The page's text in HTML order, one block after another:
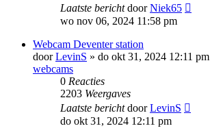
Laatste berichtdoorNiek65
wo nov 06, 2024 11:58 pm
Webcam Deventer station
doorLevinS » do okt 31, 2024 12:11 pm
webcams
0 Reacties
2203 Weergaves
Laatste berichtdoorLevinS
do okt 31, 2024 12:11 pm